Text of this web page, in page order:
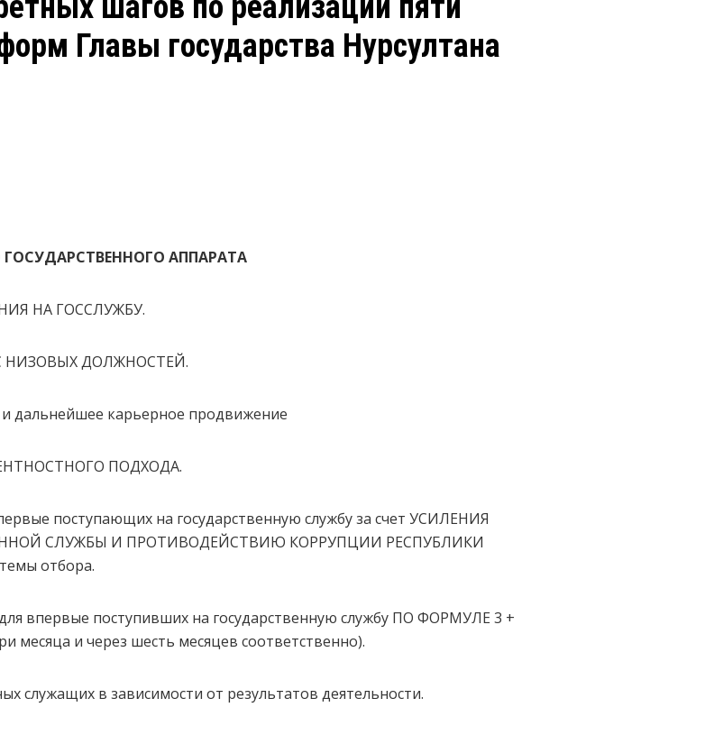
Главы государства Нурсултана
АППАРАТА
НА ГОССЛУЖБУ.
С НИЗОВЫХ ДОЛЖНОСТЕЙ.
дальнейшее карьерное продвижение
ПОДХОДА.
поступающих на государственную службу за счет УСИЛЕНИЯ
СЛУЖБЫ И ПРОТИВОДЕЙСТВИЮ КОРРУПЦИИ РЕСПУБЛИКИ
отбора.
поступивших на государственную службу ПО ФОРМУЛЕ 3 +
месяца и через шесть месяцев cоответственно).
служащих в зависимости от результатов деятельности.